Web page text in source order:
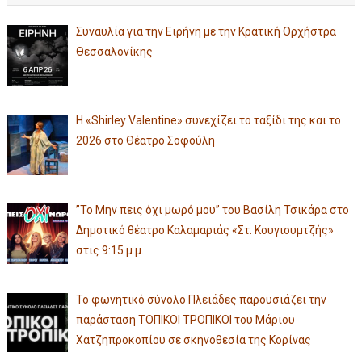
Συναυλία για την Ειρήνη με την Κρατική Ορχήστρα
Θεσσαλονίκης
Η «Shirley Valentine» συνεχίζει το ταξίδι της και το
2026 στο Θέατρο Σοφούλη
”Το Μην πεις όχι μωρό μου” του Βασίλη Τσικάρα στο
Δημοτικό θέατρο Καλαμαριάς «Στ. Κουγιουμτζής»
στις 9:15 μ.μ.
Το φωνητικό σύνολο Πλειάδες παρουσιάζει την
παράσταση ΤΟΠΙΚΟΙ ΤΡΟΠΙΚΟΙ του Μάριου
Χατζηπροκοπίου σε σκηνοθεσία της Κορίνας